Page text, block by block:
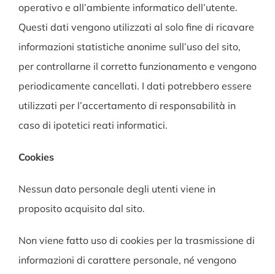
operativo e all’ambiente informatico dell’utente.
Questi dati vengono utilizzati al solo fine di ricavare
informazioni statistiche anonime sull’uso del sito,
per controllarne il corretto funzionamento e vengono
periodicamente cancellati. I dati potrebbero essere
utilizzati per l’accertamento di responsabilità in
caso di ipotetici reati informatici.
Cookies
Nessun dato personale degli utenti viene in
proposito acquisito dal sito.
Non viene fatto uso di cookies per la trasmissione di
informazioni di carattere personale, né vengono